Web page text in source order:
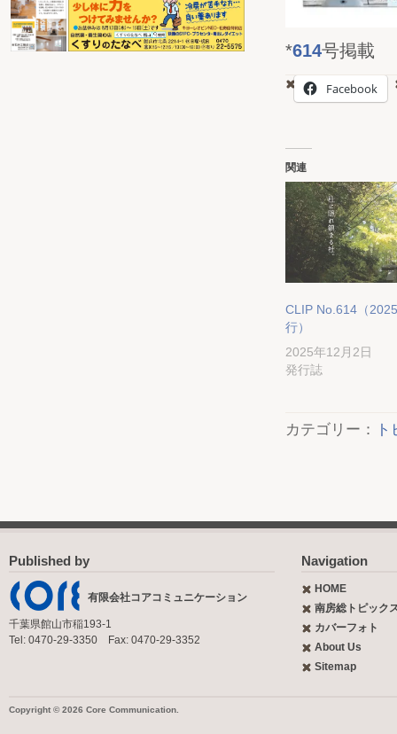
*614号掲載
Facebook
関連
CLIP No.614（
行）
2025年12月2日
発行誌
カテゴリー：
Published by
有限会社コアコミュニケーション
千葉県館山市稲193-1
Tel: 0470-29-3350 Fax: 0470-29-3352
Navigation
HOME
南房総トピック
カバーフォト
About Us
Sitemap
Copyright © 2026 Core Communication.